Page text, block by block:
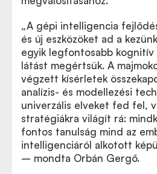
„A gépi intelligencia
és új eszközöket ad a
egyik legfontosabb kognitív
látást megértsük. A
végzett kísérletek
analízis- és modellezési
univerzális elveket fed fel,
stratégiákra világít rá:
fontos tanulság mind az
intelligenciáról alkotott
– mondta Orbán Gergő.